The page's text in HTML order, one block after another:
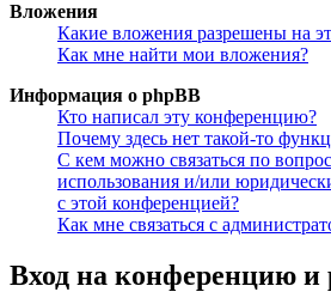
Вложения
Какие вложения разрешены на
Как мне найти мои вложения?
Информация о phpBB
Кто написал эту конференцию?
Почему здесь нет такой-то
С кем можно связаться по
использования и/или
с этой конференцией?
Как мне связаться с
Вход на конференцию и